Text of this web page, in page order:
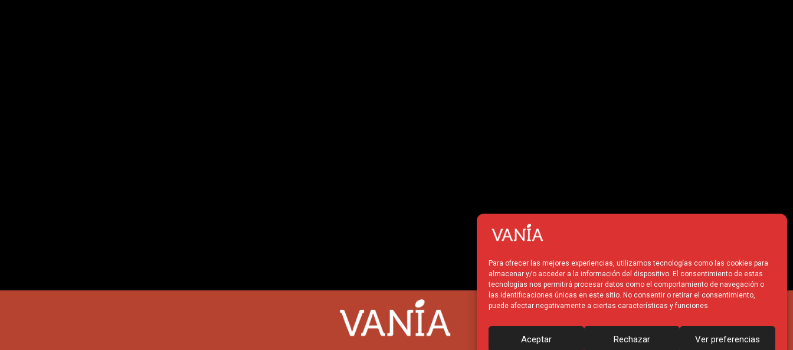
Para ofrecer las mejores experiencias, utilizamos tecnologías como las cookies para
almacenar y/o acceder a la información del dispositivo. El consentimiento de estas
tecnologías nos permitirá procesar datos como el comportamiento de navegación o
las identificaciones únicas en este sitio. No consentir o retirar el consentimiento,
puede afectar negativamente a ciertas características y funciones.
Aceptar Rechazar Ver preferencias